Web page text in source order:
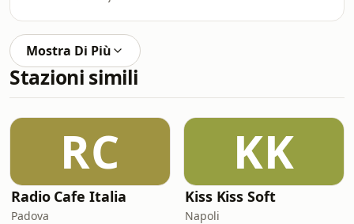
Mostra Di Più
Stazioni simili
RC
Radio Cafe Italia
Padova
KK
Kiss Kiss Soft
Napoli